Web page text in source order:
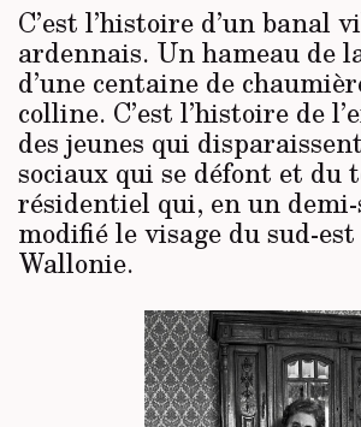
C’est l’histoire d’un banal
ardennais. Un hameau de
d’une centaine de
colline. C’est l’histoire de
des jeunes qui
sociaux qui se défont et du
résidentiel qui, en un demi-
modifié le visage du sud-
Wallonie.